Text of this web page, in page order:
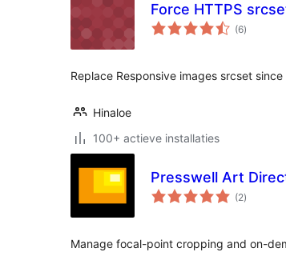
Force HTTPS
(6totaal
)
Replace Responsive images srcset
Hinaloe
100+ actieve installaties
Presswell Art
(2totaal
)
Manage focal-point cropping and on-